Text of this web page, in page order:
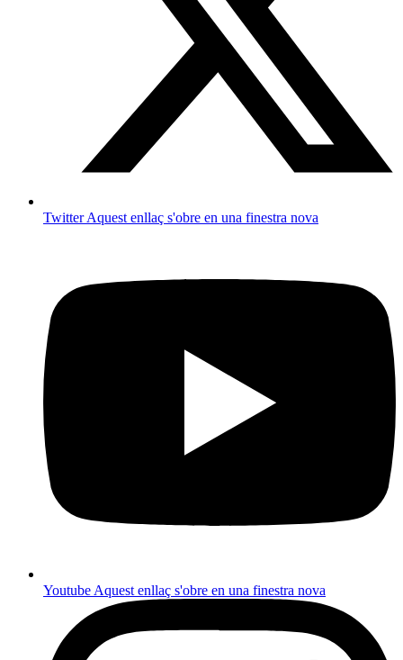
TwitterAquest enllaç s'obre en una finestra nova
Youtube Aquest enllaç s'obre en una finestra nova